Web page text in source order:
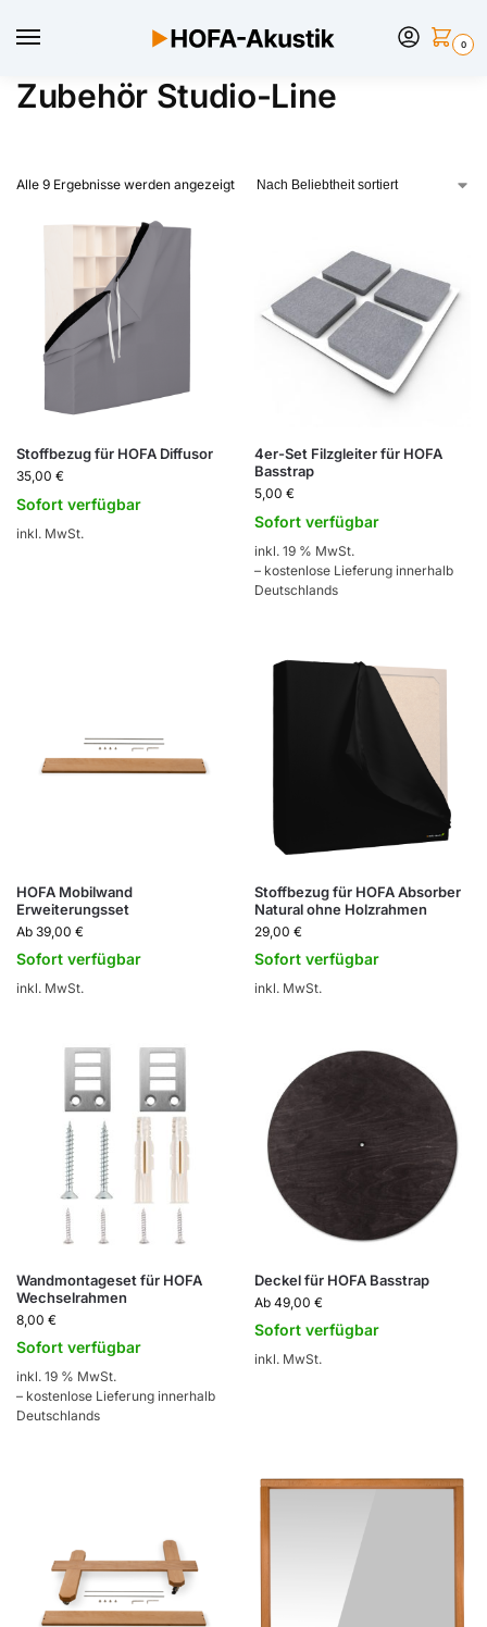
0
Zubehör Studio-Line
Alle 9 Ergebnisse werden angezeigt
Stoffbezug für HOFA Diffusor
35,00 €
Sofort verfügbar
inkl. MwSt.
4er-Set Filzgleiter für HOFA
Basstrap
5,00 €
Sofort verfügbar
inkl. 19 % MwSt.
– kostenlose Lieferung innerhalb
Deutschlands
HOFA Mobilwand
Erweiterungsset
Ab 39,00 €
Sofort verfügbar
inkl. MwSt.
Stoffbezug für HOFA Absorber
Natural ohne Holzrahmen
29,00 €
Sofort verfügbar
inkl. MwSt.
Wandmontageset für HOFA
Wechselrahmen
8,00 €
Sofort verfügbar
inkl. 19 % MwSt.
– kostenlose Lieferung innerhalb
Deutschlands
Deckel für HOFA Basstrap
Ab 49,00 €
Sofort verfügbar
inkl. MwSt.